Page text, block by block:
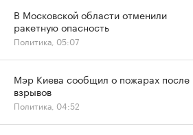
В Московской области отменили
ракетную опасность
Политика, 05:07
Мэр Киева сообщил о пожарах после
взрывов
Политика, 04:52